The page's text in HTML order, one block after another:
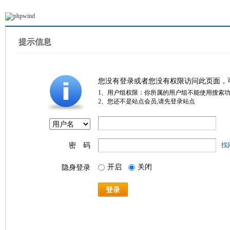
提示信息
您没有登录或者您没有权限访问此页面
1、用户组权限：你所属的用户组不能使用搜索
2、您还不是站点会员,请先登录站点
密 码 找
隐身登录 开启 关闭
登录